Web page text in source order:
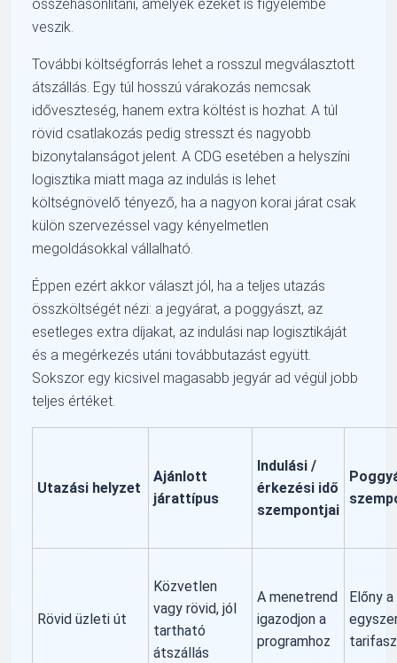
összehasonlítani, amelyek ezeket is figyelembe
veszik.
További költségforrás lehet a rosszul megválasztott
átszállás. Egy túl hosszú várakozás nemcsak
időveszteség, hanem extra költést is hozhat. A túl
rövid csatlakozás pedig stresszt és nagyobb
bizonytalanságot jelent. A CDG esetében a helyszíni
logisztika miatt maga az indulás is lehet
költségnövelő tényező, ha a nagyon korai járat csak
külön szervezéssel vagy kényelmetlen
megoldásokkal vállalható.
Éppen ezért akkor választ jól, ha a teljes utazás
összköltségét nézi: a jegyárat, a poggyászt, az
esetleges extra díjakat, az indulási nap logisztikáját
és a megérkezés utáni továbbutazást együtt.
Sokszor egy kicsivel magasabb jegyár ad végül jobb
teljes értéket.
Utazási helyzet
Ajánlott
járattípus
Indulási /
érkezési idő
szempontjai
Rövid üzleti út
Közvetlen
vagy rövid, jól
tartható
átszállás
A menetrend
igazodjon a
programhoz
Előny